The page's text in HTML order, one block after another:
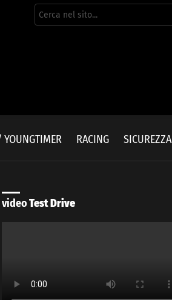
Cerca
per:
YOUNGTIMER RACING SICUREZZA
videoTest Drive